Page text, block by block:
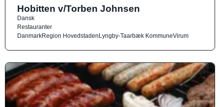
Hobitten v/Torben Johnsen
Dansk
Restauranter
DanmarkRegion HovedstadenLyngby-Taarbæk KommuneVirum